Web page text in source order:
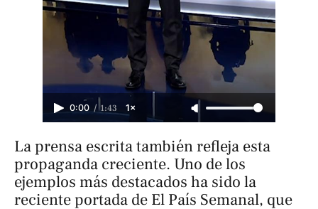
0:00 / 1:43 1×
La prensa escrita también refleja esta
propaganda creciente. Uno de los
ejemplos más destacados ha sido la
reciente portada de El País Semanal, que